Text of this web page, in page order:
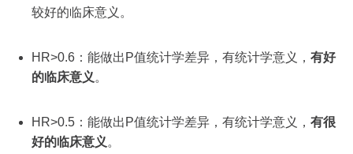
较好的临床意义。
HR>0.6：能做出P值统计学差异，有统计学意义， 有好
的临床意义 。
HR>0.5：能做出P值统计学差异，有统计学意义， 有很
好的临床意义 。